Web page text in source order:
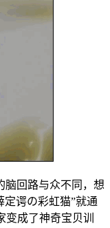
回路与众不同，想
定谔の彩虹猫”就通
变成了神奇宝贝训